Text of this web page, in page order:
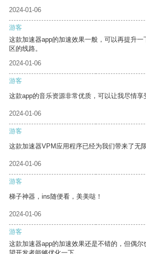
2024-01-06
游客
这款加速器app的加速效果一般，可以再提升
区的线路。
2024-01-06
游客
这款app的音乐资源非常优质，可以让我尽情享
2024-01-06
游客
这款加速器VPM应用程序已经为我们带来了无
2024-01-06
游客
梯子神器，ins随便看，美美哒！
2024-01-06
游客
这款加速器app的加速效果还是不错的，但偶